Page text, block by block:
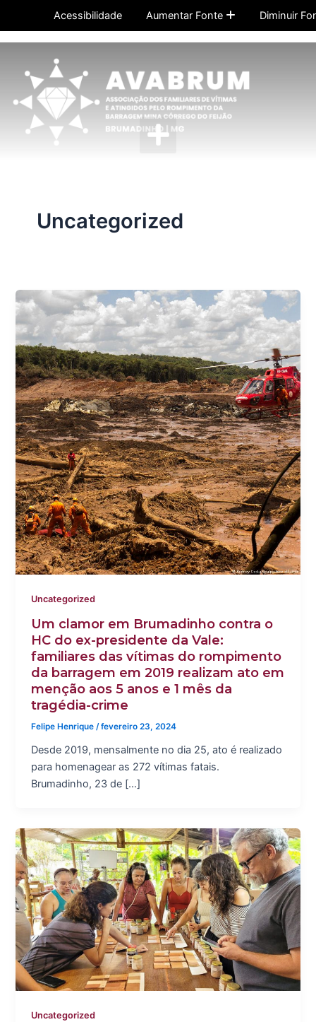
o
Acessibilidade Aumentar Fonte Diminuir
Menu
Uncategorized
Uncategorized
Um clamor em Brumadinho contra o
HC do ex-presidente da Vale:
familiares das vítimas do rompimento
da barragem em 2019 realizam ato em
menção aos 5 anos e 1 mês da
tragédia-crime
Felipe Henrique/fevereiro 23, 2024
Desde 2019, mensalmente no dia 25, ato é realizado
para homenagear as 272 vítimas fatais.
Brumadinho, 23 de […]
Uncategorized